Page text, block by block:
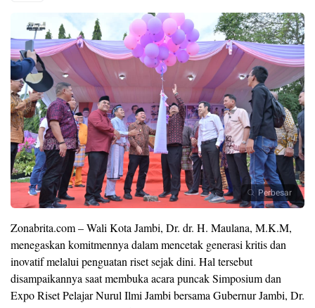
Perbesar
Zonabrita.com – Wali Kota Jambi, Dr. dr. H. Maulana, M.K.M,
menegaskan komitmennya dalam mencetak generasi kritis dan
inovatif melalui penguatan riset sejak dini. Hal tersebut
disampaikannya saat membuka acara puncak Simposium dan
Expo Riset Pelajar Nurul Ilmi Jambi bersama Gubernur Jambi, Dr.